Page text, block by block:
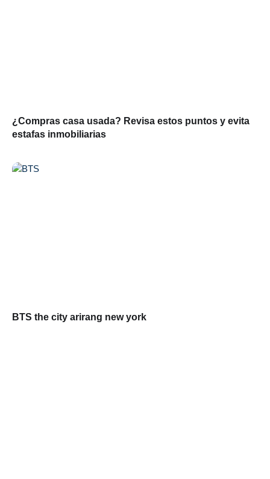
¿Compras casa usada? Revisa estos puntos y evita
estafas inmobiliarias
BTS the city arirang new york